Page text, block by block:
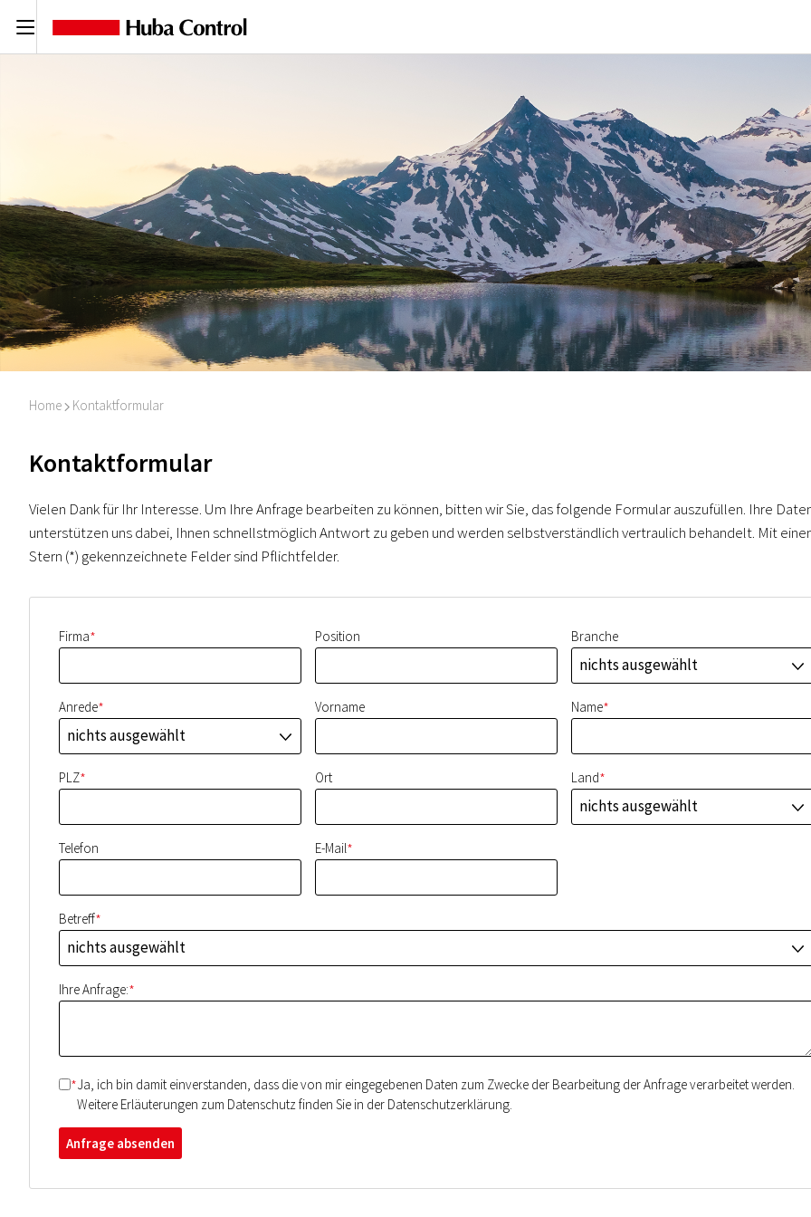
C
Home I Kontaktformular
Kontaktformular
Vielen Dank für Ihr Interesse. Um Ihre Anfrage bearbeiten zu können, bitten wir Sie, das folgende Formular auszufüllen. Ihre
unterstützen uns dabei, Ihnen schnellstmöglich Antwort zu geben und werden selbstverständlich vertraulich behandelt. Mit
Stern (*) gekennzeichnete Felder sind Pflichtfelder.
Firma* Position Branche
nichts ausgewählt J
Anrede*
nichts ausgewählt
J
Vorname Name*
PLZ* Ort Land*
nichts ausgewählt
J
Telefon E-Mail*
Betreff*
nichts ausgewählt
J
Ihre Anfrage:*
*Ja, ich bin damit einverstanden, dass die von mir eingegebenen Daten zum Zwecke der Bearbeitung der Anfrage verarbeitet werden.
Weitere Erläuterungen zum Datenschutz finden Sie in der Datenschutzerklärung.
Anfrage absenden